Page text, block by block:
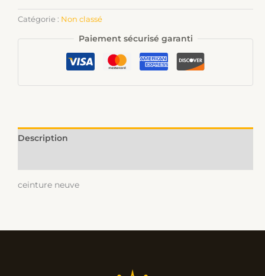
Catégorie : Non classé
Paiement sécurisé garanti
Description
ceinture neuve